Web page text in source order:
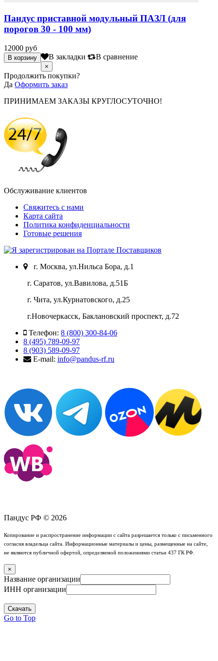
Пандус приставной модульный ПАЗЛ (для
порогов 30 - 100 мм)
12000 руб
В закладки В сравнение
×
Продолжить покупки?
Да Оформить заказ
ПРИНИМАЕМ ЗАКАЗЫ КРУГЛОСУТОЧНО!
Обслуживание клиентов
Свяжитесь с нами
Карта сайта
Политика конфиденциальности
Готовые решения
г. Москва, ул.Нильса Бора, д.1
г. Саратов, ул.Вавилова, д.51Б
г. Чита, ул.Курнатовского, д.25
г.Новочеркасск, Баклановский проспект, д.72
Телефон: 8 (800) 300-84-06
8 (495) 789-09-97
8 (903) 589-09-97
E-mail: info@pandus-rf.ru
Пандус РФ © 2026
Копирование и распространение информации с сайта разрешается только с письменного
согласия владельца сайта. Информационные материалы и цены, размещенные на сайте,
не являются публичной офертой, определяемой положениями статьи 437 ГК РФ.
×
Название организации
ИНН организации
Скачать
Go to Top